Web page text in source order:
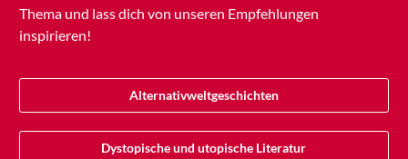
Thema und lass dich von unseren Empfehlungen
inspirieren!
Alternativweltgeschichten
Dystopische und utopische Literatur